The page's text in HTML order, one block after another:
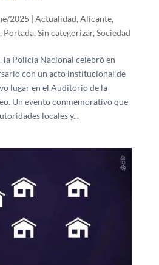
2025 | Actualidad, Alicante,
, Portada, Sin categorizar, Sociedad
la Policía Nacional celebró en
con un acto institucional de
lugar en el Auditorio de la
Un evento conmemorativo que
locales y...